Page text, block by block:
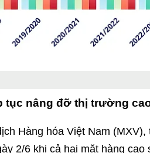
tục nâng đỡ thị trường
Hàng hóa Việt Nam
2/6 khi cả hai mặt hàng